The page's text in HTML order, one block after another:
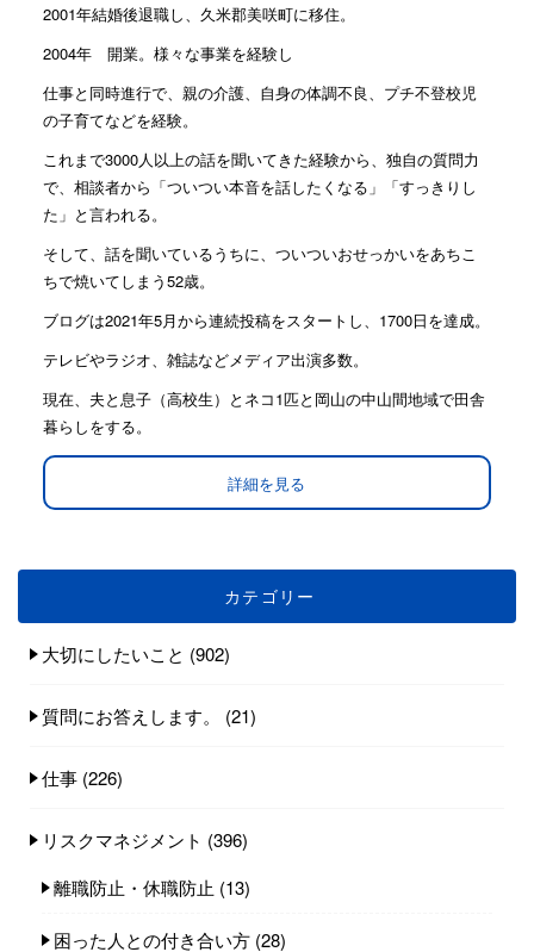
2001年結婚後退職し、久米郡美咲町に移住。
2004年 開業。様々な事業を経験し
仕事と同時進行で、親の介護、自身の体調不良、プチ不登校児
の子育てなどを経験。
これまで3000人以上の話を聞いてきた経験から、独自の質問力
で、相談者から「ついつい本音を話したくなる」「すっきりし
た」と言われる。
そして、話を聞いているうちに、ついついおせっかいをあちこ
ちで焼いてしまう52歳。
ブログは2021年5月から連続投稿をスタートし、1700日を達成。
テレビやラジオ、雑誌などメディア出演多数。
現在、夫と息子（高校生）とネコ1匹と岡山の中山間地域で田舎
暮らしをする。
詳細を見る
カテゴリー
大切にしたいこと (902)
質問にお答えします。 (21)
仕事 (226)
リスクマネジメント (396)
離職防止・休職防止 (13)
困った人との付き合い方 (28)